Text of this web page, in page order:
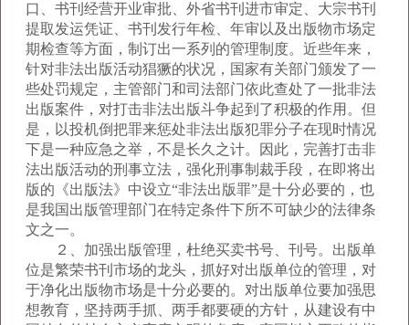
口、书刊经营开业审批、外省书刊进市审定、大宗书刊
提取发运凭证、书刊发行年检、年审以及出版物市场定
期检查等方面，制订出一系列的管理制度。近些年来，
针对非法出版活动猖獗的状况，国家有关部门颁发了一
些处罚规定，主管部门和司法部门依此查处了一批非法
出版案件，对打击非法出版斗争起到了积极的作用。但
是，以投机倒把罪来惩处非法出版犯罪分子在现时情况
下是一种应急之举，不是长久之计。因此，完善打击非
法出版活动的刑事立法，强化刑事制裁手段，在即将出
版的《出版法》中设立“非法出版罪”是十分必要的，也
是我国出版管理部门在特定条件下所不可缺少的法律条
文之一。
２、加强出版管理，杜绝买卖书号、刊号。出版单
位是繁荣书刊市场的龙头，抓好对出版单位的管理，对
于净化出版物市场是十分必要的。对出版单位要加强思
想教育，坚持两手抓、两手都要硬的方针，从建设有中